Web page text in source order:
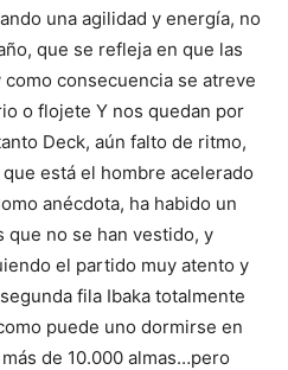
una agilidad y energía, no
que se refleja en que las
como consecuencia se atreve
o flojete Y nos quedan por
Deck, aún falto de ritmo,
está el hombre acelerado
anécdota, ha habido un
que no se han vestido, y
el partido muy atento y
fila Ibaka totalmente
puede uno dormirse en
de 10.000 almas…pero